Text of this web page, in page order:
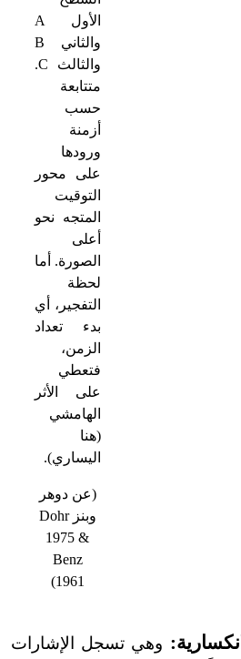
الأول A
والثاني B
والثالث C
.
متتابعة
حسب
أزمنة
ورودها
على محور
التوقيت
المتجه نحو
أعلى
الصورة. أما
لحظة
التفجير، أي
بدء تعداد
الزمن،
فتعطي
على الأثر
الهامشي
(هنا
اليساري).
(عن دوهر
وبنزDohr
1975 &
Benz
1961
)
وهي تسجل الإشارات